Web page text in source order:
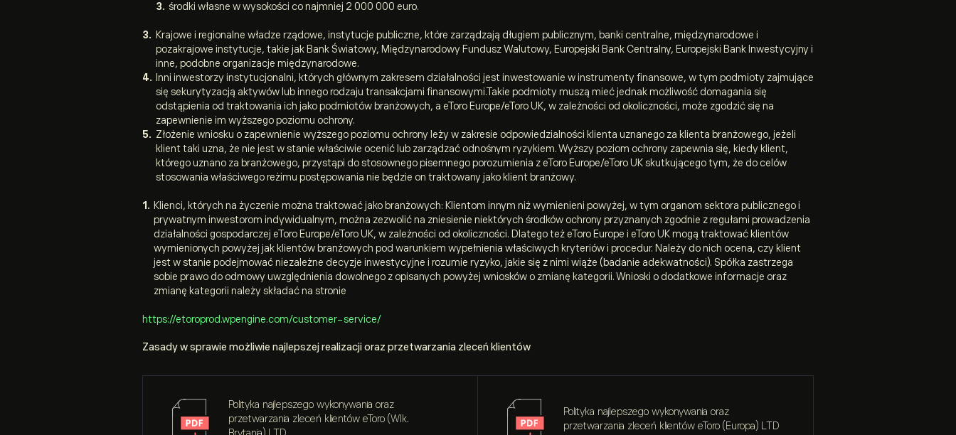
środki własne w wysokości co najmniej 2 000 000 euro.
Krajowe i regionalne władze rządowe, instytucje publiczne, które zarządzają długiem publicznym, banki centralne, międzynarodowe i
pozakrajowe instytucje, takie jak Bank Światowy, Międzynarodowy Fundusz Walutowy, Europejski Bank Centralny, Europejski Bank Inwestycyjny i
inne, podobne organizacje międzynarodowe.
Inni inwestorzy instytucjonalni, których głównym zakresem działalności jest inwestowanie w instrumenty finansowe, w tym podmioty zajmujące
się sekurytyzacją aktywów lub innego rodzaju transakcjami finansowymi.Takie podmioty muszą mieć jednak możliwość domagania się
odstąpienia od traktowania ich jako podmiotów branżowych, a eToro Europe/eToro UK, w zależności od okoliczności, może zgodzić się na
zapewnienie im wyższego poziomu ochrony.
Złożenie wniosku o zapewnienie wyższego poziomu ochrony leży w zakresie odpowiedzialności klienta uznanego za klienta branżowego, jeżeli
klient taki uzna, że nie jest w stanie właściwie ocenić lub zarządzać odnośnym ryzykiem. Wyższy poziom ochrony zapewnia się, kiedy klient,
którego uznano za branżowego, przystąpi do stosownego pisemnego porozumienia z eToro Europe/eToro UK skutkującego tym, że do celów
stosowania właściwego reżimu postępowania nie będzie on traktowany jako klient branżowy.
Klienci, których na życzenie można traktować jako branżowych: Klientom innym niż wymienieni powyżej, w tym organom sektora publicznego i
prywatnym inwestorom indywidualnym, można zezwolić na zniesienie niektórych środków ochrony przyznanych zgodnie z regułami prowadzenia
działalności gospodarczej eToro Europe/eToro UK, w zależności od okoliczności. Dlatego też eToro Europe i eToro UK mogą traktować klientów
wymienionych powyżej jak klientów branżowych pod warunkiem wypełnienia właściwych kryteriów i procedur. Należy do nich ocena, czy klient
jest w stanie podejmować niezależne decyzje inwestycyjne i rozumie ryzyko, jakie się z nimi wiąże (badanie adekwatności). Spółka zastrzega
sobie prawo do odmowy uwzględnienia dowolnego z opisanych powyżej wniosków o zmianę kategorii. Wnioski o dodatkowe informacje oraz
zmianę kategorii należy składać na stronie
https://etoroprod.wpengine.com/customer-service/
Zasady w sprawie możliwie najlepszej realizacji oraz przetwarzania zleceń klientów
Polityka najlepszego wykonywania oraz
przetwarzania zleceń klientów eToro (Wlk.
Brytania) LTD
Polityka najlepszego wykonywania oraz
przetwarzania zleceń klientów eToro (Europa) LTD